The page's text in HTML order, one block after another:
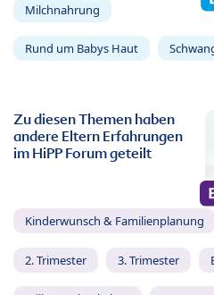
Milchnahrung
Rund um Babys Haut
Zu diesen Themen haben
andere Eltern Erfahrungen
im HiPP Forum geteilt
Kinderwunsch & Familienplanung
2. Trimester 3. Trimester